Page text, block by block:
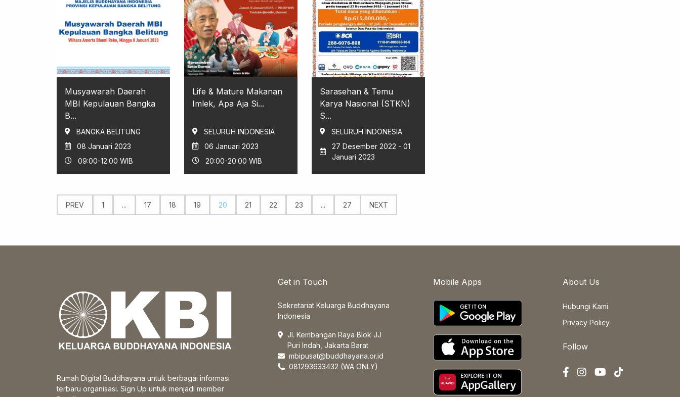
Musyawarah Daerah
MBI Kepulauan Bangka
B...
BANGKA BELITUNG
08 Januari 2023
09:00-12:00 WIB
Life & Mature Makanan
Imlek, Apa Aja Si...
SELURUH INDONESIA
06 Januari 2023
20:00-20:00 WIB
Sarasehan & Temu
Karya Nasional (STKN)
S...
SELURUH INDONESIA
27 Desember 2022 - 01
Januari 2023
PREV 1 ... 17 18 19 20 21 22 23 ... 27 NEXT
Rumah Digital Buddhayana untuk berbagai informasi
terbaru organisasi. Sign Up untuk menjadi member
Get in Touch
Sekretariat Keluarga Buddhayana
Indonesia
Jl. Kembangan Raya Blok JJ
Puri Indah, Jakarta Barat
mbipusat@buddhayana.or.id
081293633432 (WA ONLY)
Mobile Apps About Us
Hubungi Kami
Privacy Policy
Follow